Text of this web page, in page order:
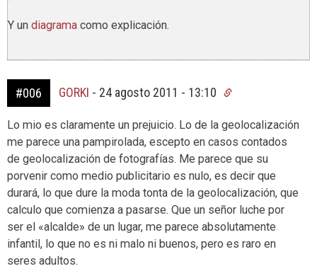
Y un diagrama como explicación.
#006 GORKI - 24 agosto 2011 - 13:10
Lo mio es claramente un prejuicio. Lo de la geolocalización
me parece una pampirolada, escepto en casos contados
de geolocalización de fotografías. Me parece que su
porvenir como medio publicitario es nulo, es decir que
durará, lo que dure la moda tonta de la geolocalización, que
calculo que comienza a pasarse. Que un señor luche por
ser el «alcalde» de un lugar, me parece absolutamente
infantil, lo que no es ni malo ni buenos, pero es raro en
seres adultos.